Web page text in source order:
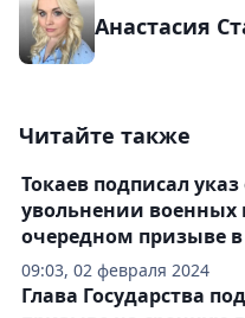
Анастасия
Читайте также
09:03, 02 февраля 2024
Токаев подписал указ
увольнении военных
очередном призыве
Глава Государства